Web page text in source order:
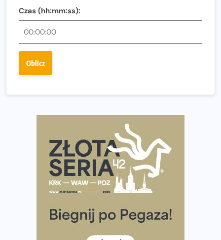
diety
Rozbiegany Olsztyn szykuje się na weekend z
Wystartuje rekordowa liczba uczestników
poradnik przed startem
Ile razy w tygodniu biegać? 3 treningi wystarczą? Jak
często biegać, żeby robić postępy
Już w ten weekend! Przed nami Nocny Portowy Maraton
i Półmaraton Szczeciński. Wszystko, co warto wiedzieć
European Marathon Classics – jak zweryfikować swój
listach startowych są jeszcze wolne miejsca
Jaki smartwatch dla biegaczy, którzy chcą też przy
Czas (hh:mm:ss):
Oblicz